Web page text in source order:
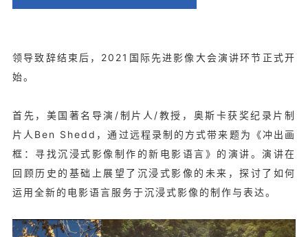
领导致辞结束后，2021国际先进影像大会演讲环节正式开
始。
首先，美国著名导演/制片人/教授，奥斯卡获奖纪录片制
片人Ben Shedd，通过远程录制的方式带来题为《冲出画
框：寻找沉浸式影像制作的新电影语言》的演讲。演讲在
回顾历史的基础上展望了沉浸式影像的未来，探讨了如何
运用全新的电影语言服务于沉浸式影像的制作与表达。